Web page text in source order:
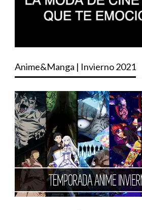
Anime&Manga | Invierno 2021